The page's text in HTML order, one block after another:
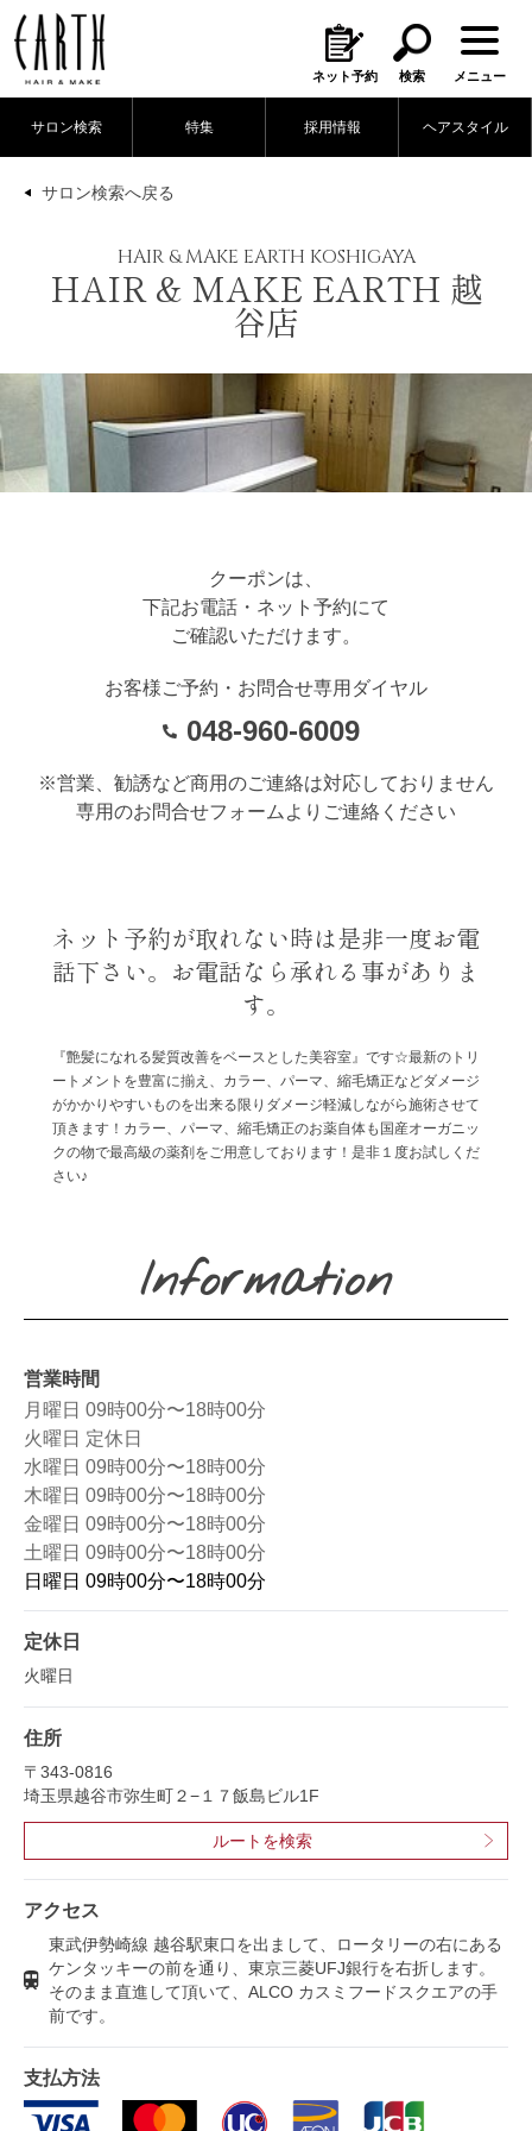
ネット予約 検索 メニュー
サロン検索 特集 採用情報 ヘアスタイル
サロン検索へ戻る
HAIR & MAKE EARTH KOSHIGAYA
HAIR & MAKE EARTH 越
谷店
クーポンは、
下記お電話・ネット予約にて
ご確認いただけます。
お客様ご予約・お問合せ専用ダイヤル
048-960-6009
※営業、勧誘など商用のご連絡は対応しておりません
専用のお問合せフォームよりご連絡ください
ネット予約が取れない時は是非一度お電
話下さい。お電話なら承れる事がありま
す。
『艶髪になれる髪質改善をベースとした美容室』です☆最新のトリ
ートメントを豊富に揃え、カラー、パーマ、縮毛矯正などダメージ
がかかりやすいものを出来る限りダメージ軽減しながら施術させて
頂きます！カラー、パーマ、縮毛矯正のお薬自体も国産オーガニッ
クの物で最高級の薬剤をご用意しております！是非１度お試しくだ
さい♪
Information
営業時間
月曜日 09時00分〜18時00分
火曜日 定休日
水曜日 09時00分〜18時00分
木曜日 09時00分〜18時00分
金曜日 09時00分〜18時00分
土曜日 09時00分〜18時00分
日曜日 09時00分〜18時00分
定休日
火曜日
住所
〒 343-0816
埼玉県越谷市弥生町２−１７飯島ビル1F
ルートを検索
アクセス
東武伊勢崎線 越谷駅東口を出まして、ロータリーの右にある
ケンタッキーの前を通り、東京三菱UFJ銀行を右折します。
そのまま直進して頂いて、ALCO カスミフードスクエアの手
前です。
支払方法